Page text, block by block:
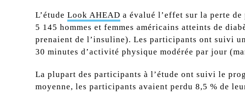
L’étude Look AHEAD a évalué l’effet sur la perte
5 145 hommes et femmes américains atteints de
prenaient de l’insuline). Les participants ont suivi
30 minutes d’activité physique modérée par jour
La plupart des participants à l’étude ont suivi le
moyenne, les participants avaient perdu 8,5 % de